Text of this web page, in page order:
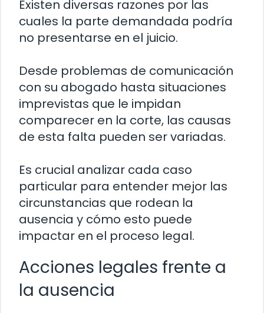
Existen diversas razones por las
cuales la parte demandada podría
no presentarse en el juicio.
Desde problemas de comunicación
con su abogado hasta situaciones
imprevistas que le impidan
comparecer en la corte, las causas
de esta falta pueden ser variadas.
Es crucial analizar cada caso
particular para entender mejor las
circunstancias que rodean la
ausencia y cómo esto puede
impactar en el proceso legal.
Acciones legales frente a
la ausencia